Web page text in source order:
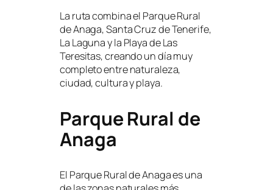
La ruta combina el Parque Rural
de Anaga, Santa Cruz de Tenerife,
La Laguna y la Playa de Las
Teresitas, creando un día muy
completo entre naturaleza,
ciudad, cultura y playa.
Parque Rural de
Anaga
El Parque Rural de Anaga es una